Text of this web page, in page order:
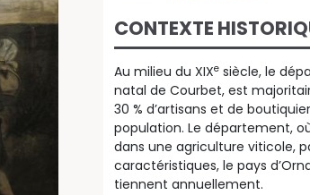
CONTEXTE
Au milieu du XIXe siècle, le
natal de Courbet, est
30 % d’artisans et de
population. Le département,
dans une agriculture viticole,
caractéristiques, le pays
tiennent annuellement.